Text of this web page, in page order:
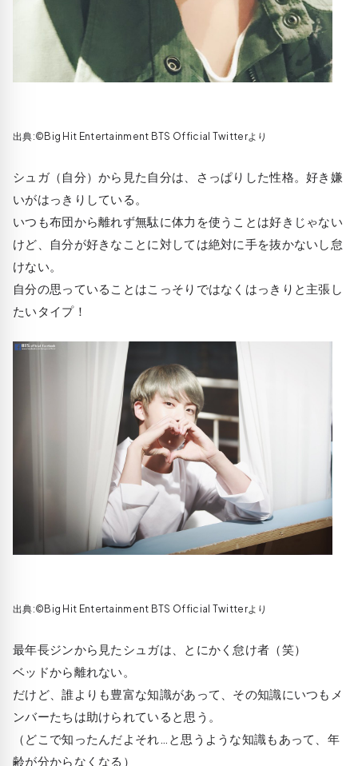
出典:©Big Hit Entertainment BTS Official Twitterより
シュガ（自分）から見た自分は、さっぱりした性格。好き嫌
いがはっきりしている。
いつも布団から離れず無駄に体力を使うことは好きじゃない
けど、自分が好きなことに対しては絶対に手を抜かないし怠
けない。
自分の思っていることはこっそりではなくはっきりと主張し
たいタイプ！
出典:©Big Hit Entertainment BTS Official Twitterより
最年長ジンから見たシュガは、とにかく怠け者（笑）
ベッドから離れない。
だけど、誰よりも豊富な知識があって、その知識にいつもメ
ンバーたちは助けられていると思う。
（どこで知ったんだよそれ…と思うような知識もあって、年
齢が分からなくなる）